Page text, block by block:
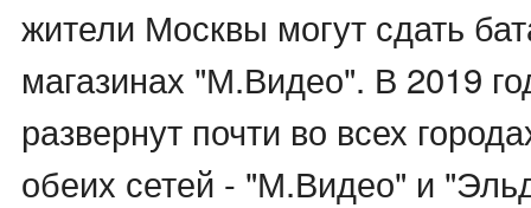
жители Москвы могут сдать
магазинах "М.Видео". В 2019
развернут почти во всех
обеих сетей - "М.Видео" и